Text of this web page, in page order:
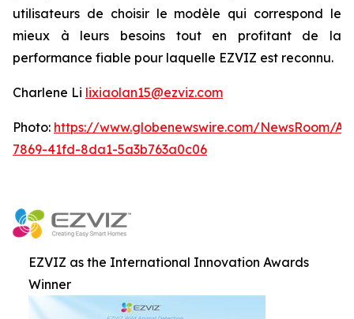
utilisateurs de choisir le modèle qui correspond le
mieux à leurs besoins tout en profitant de la
performance fiable pour laquelle EZVIZ est reconnu.
Charlene Li lixiaolan15@ezviz.com
Photo: https://www.globenewswire.com/NewsRoom/
7869-41fd-8da1-5a3b763a0c06
EZVIZ as the International Innovation Awards
Winner